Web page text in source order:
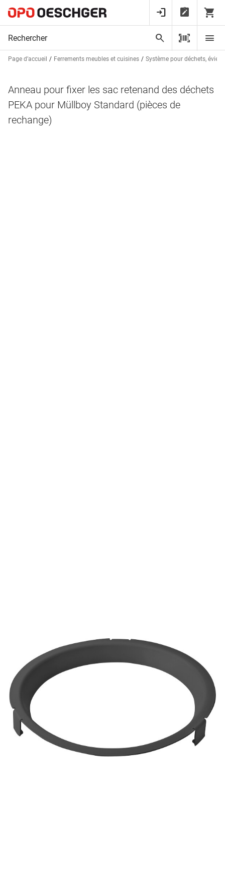
Page d’accueil Ferrements meubles et cuisines Système pour déchets,
Anneau pour fixer les sac retenand des déchets
PEKA pour Müllboy Standard (pièces de
rechange)